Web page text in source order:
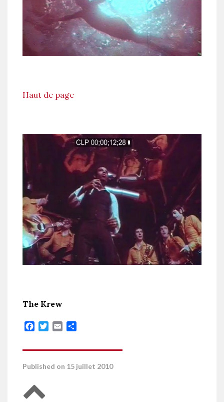
Haut de page
The Krew
Facebook
TwitterEmail
Published on 15 juillet 2010
Retour en haut de page